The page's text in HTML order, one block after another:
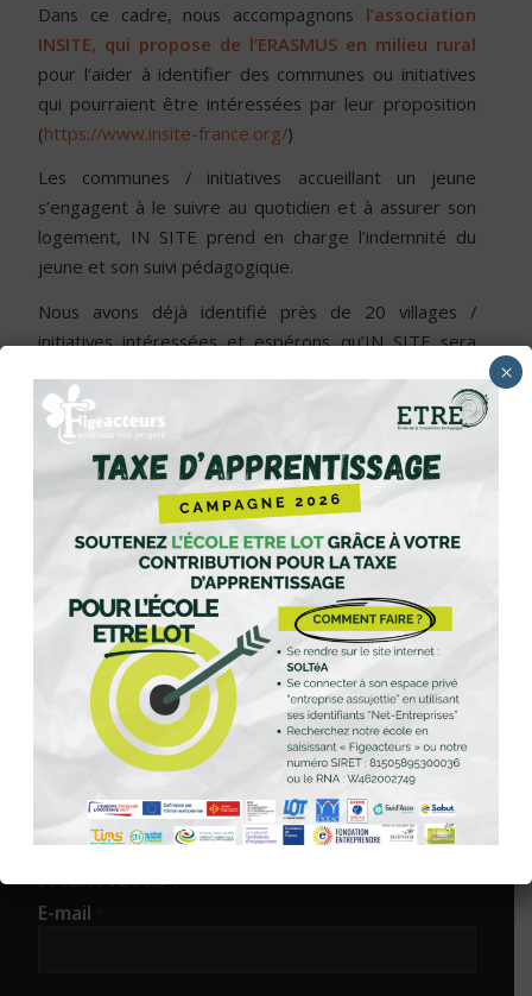
Dans ce cadre, nous accompagnons l’association
INSITE, qui propose de l’ERASMUS en milieu rural
pour l’aider à identifier des communes ou initiatives
qui pourraient être intéressées par leur proposition
(https://www.insite-france.org/)
Les communes / initiatives accueillant un jeune
s’engagent à le suivre au quotidien et à assurer son
logement, IN SITE prend en charge l’indemnité du
jeune et son suivi pédagogique.
Nous avons déjà identifié près de 20 villages /
initiatives intéressées et espérons qu’IN SITE sera
Si vous vivez dans un village de moins de 1500
habitants et que ce projet vous intéresse
Partager cette publication
FIGEACTEURS !
E-mail
×